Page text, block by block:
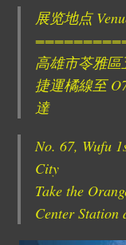
展览地点
高雄市苓雅
捷運橘線至
達
No. 67, Wufu
City
Take the
Center Station